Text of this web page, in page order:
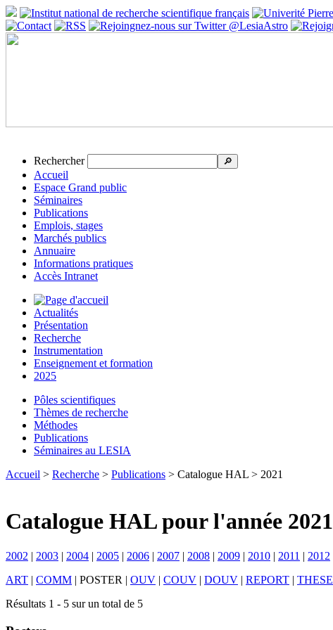
Rechercher 🔎
Accueil
Espace Grand public
Séminaires
Publications
Emplois, stages
Marchés publics
Annuaire
Informations pratiques
Accès Intranet
Actualités
Présentation
Recherche
Instrumentation
Enseignement et formation
2025
Pôles scientifiques
Thèmes de recherche
Méthodes
Publications
Séminaires au LESIA
Accueil > Recherche > Publications > Catalogue HAL > 2021
Catalogue HAL pour l'année 2021
2002 | 2003 | 2004 | 2005 | 2006 | 2007 | 2008 | 2009 | 2010 | 2011 | 2012
ART | COMM | POSTER | OUV | COUV | DOUV | REPORT | THESE
Résultats 1 - 5 sur un total de 5